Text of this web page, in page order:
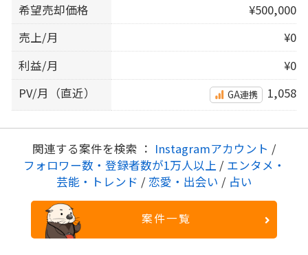
希望売却価格
¥500,000
売上/月
¥0
利益/月
¥0
PV/月（直近）
GA連携 1,058
関連する案件を検索 ： Instagramアカウント /
フォロワー数・登録者数が1万人以上 / エンタメ・
芸能・トレンド / 恋愛・出会い / 占い
案件一覧